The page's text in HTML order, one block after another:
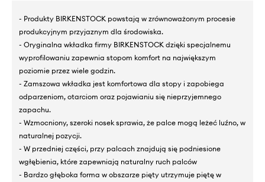
- Produkty BIRKENSTOCK powstają w zrównoważonym procesie
produkcyjnym przyjaznym dla środowiska.
- Oryginalna wkładka firmy BIRKENSTOCK dzięki specjalnemu
wyprofilowaniu zapewnia stopom komfort na największym
poziomie przez wiele godzin.
- Zamszowa wkładka jest komfortowa dla stopy i zapobiega
odparzeniom, otarciom oraz pojawianiu się nieprzyjemnego
zapachu.
- Wzmocniony, szeroki nosek sprawia, że palce mogą leżeć luźno, w
naturalnej pozycji.
- W przedniej części, przy palcach znajdują się podniesione
wgłębienia, które zapewniają naturalny ruch palców
- Bardzo głęboka forma w obszarze pięty utrzymuje piętę w